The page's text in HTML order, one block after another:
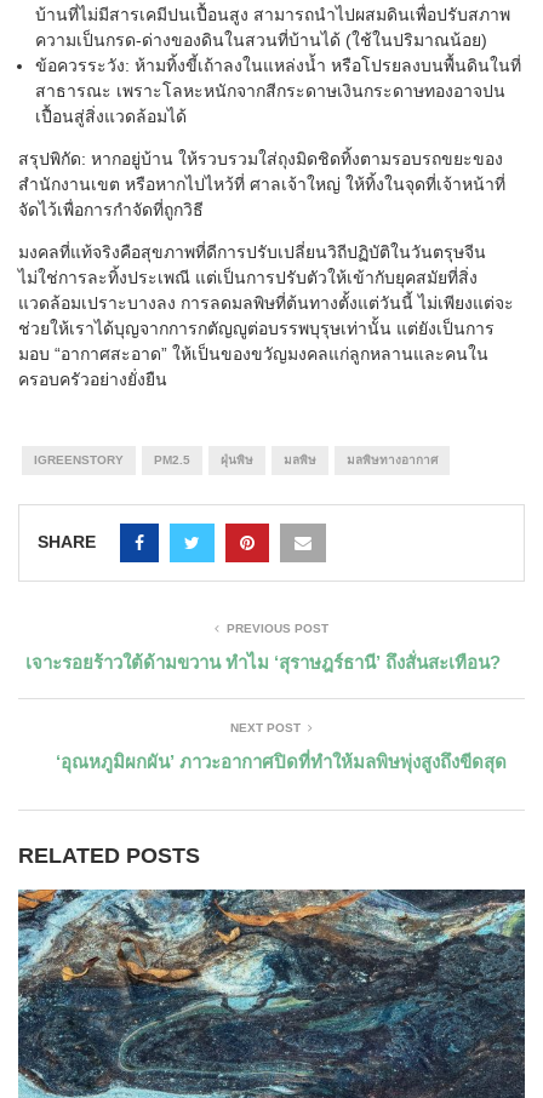
บ้านที่ไม่มีสารเคมีปนเปื้อนสูง สามารถนำไปผสมดินเพื่อปรับสภาพ
ความเป็นกรด-ด่างของดินในสวนที่บ้านได้ (ใช้ในปริมาณน้อย)
ข้อควรระวัง: ห้ามทิ้งขี้เถ้าลงในแหล่งน้ำ หรือโปรยลงบนพื้นดินในที่
สาธารณะ เพราะโลหะหนักจากสีกระดาษเงินกระดาษทองอาจปน
เปื้อนสู่สิ่งแวดล้อมได้
สรุปพิกัด: หากอยู่บ้าน ให้รวบรวมใส่ถุงมิดชิดทิ้งตามรอบรถขยะของ
สำนักงานเขต หรือหากไปไหว้ที่ ศาลเจ้าใหญ่ ให้ทิ้งในจุดที่เจ้าหน้าที่
จัดไว้เพื่อการกำจัดที่ถูกวิธี
มงคลที่แท้จริงคือสุขภาพที่ดีการปรับเปลี่ยนวิถีปฏิบัติในวันตรุษจีน
ไม่ใช่การละทิ้งประเพณี แต่เป็นการปรับตัวให้เข้ากับยุคสมัยที่สิ่ง
แวดล้อมเปราะบางลง การลดมลพิษที่ต้นทางตั้งแต่วันนี้ ไม่เพียงแต่จะ
ช่วยให้เราได้บุญจากการกตัญญูต่อบรรพบุรุษเท่านั้น แต่ยังเป็นการ
มอบ “อากาศสะอาด” ให้เป็นของขวัญมงคลแก่ลูกหลานและคนใน
ครอบครัวอย่างยั่งยืน
IGREENSTORY PM2.5 ฝุ่นพิษ มลพิษ มลพิษทางอากาศ
SHARE
PREVIOUS POST
เจาะรอยร้าวใต้ด้ามขวาน ทำไม ‘สุราษฎร์ธานี’ ถึงสั่นสะเทือน?
NEXT POST
‘อุณหภูมิผกผัน’ ภาวะอากาศปิดที่ทำให้มลพิษพุ่งสูงถึงขีดสุด
RELATED POSTS